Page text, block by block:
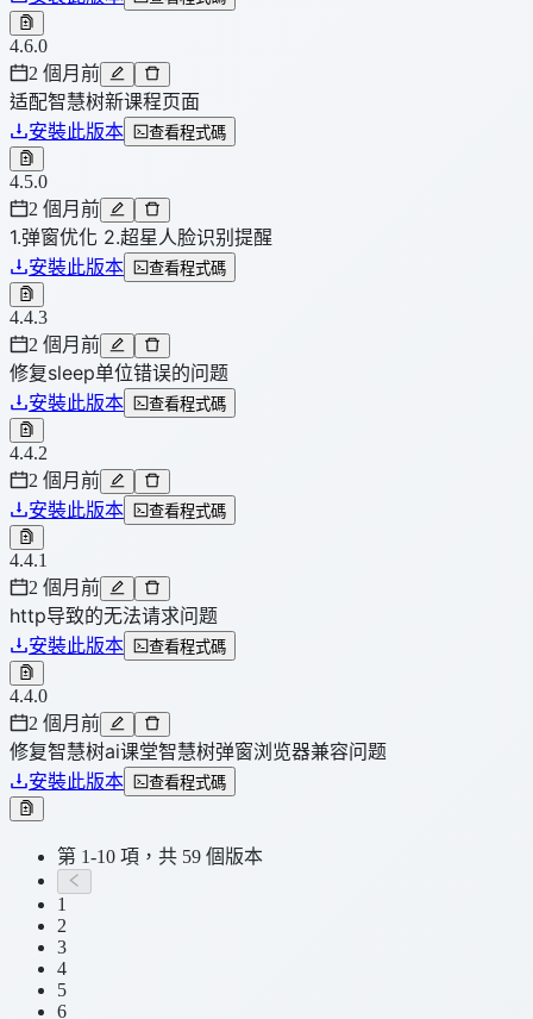
4.6.0
2 個月前
适配智慧树新课程页面
安裝此版本 查看程式碼
4.5.0
2 個月前
1.弹窗优化 2.超星人脸识别提醒
安裝此版本 查看程式碼
4.4.3
2 個月前
修复sleep单位错误的问题
安裝此版本 查看程式碼
4.4.2
2 個月前
安裝此版本
查看程式碼
4.4.1
2 個月前
http导致的无法请求问题
安裝此版本 查看程式碼
4.4.0
2 個月前
修复智慧树ai课堂智慧树弹窗浏览器兼容问题
安裝此版本 查看程式碼
第 1-10 項，共 59 個版本
1
2
3
4
5
6